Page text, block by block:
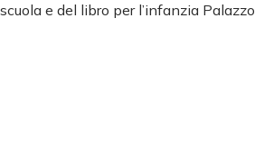
e del libro per l’infanzia Palazzo